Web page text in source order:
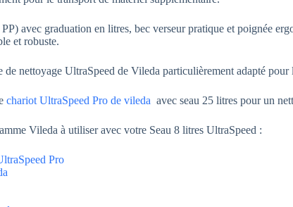
avec graduation en litres, bec verseur pratique et poignée
et robuste.
de nettoyage UltraSpeed de Vileda particulièrement adapté pour
chariot UltraSpeed Pro de vileda avec seau 25 litres pour un
Vileda à utiliser avec votre Seau 8 litres UltraSpeed :
Pro